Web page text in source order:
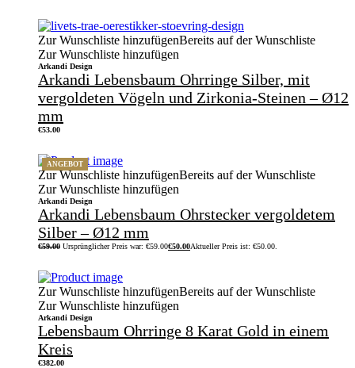
Zur Wunschliste hinzufügenBereits auf der Wunschliste
Zur Wunschliste hinzufügen
Arkandi Design
Arkandi Lebensbaum Ohrringe Silber, mit
vergoldeten Vögeln und Zirkonia-Steinen – Ø12
mm
€53.00
ANGEBOT
Zur Wunschliste hinzufügenBereits auf der Wunschliste
Zur Wunschliste hinzufügen
Arkandi Design
Arkandi Lebensbaum Ohrstecker vergoldetem
Silber – Ø12 mm
€59.00 Ursprünglicher Preis war: €59.00€50.00Aktueller Preis ist: €50.00.
Zur Wunschliste hinzufügenBereits auf der Wunschliste
Zur Wunschliste hinzufügen
Arkandi Design
Lebensbaum Ohrringe 8 Karat Gold in einem
Kreis
€382.00